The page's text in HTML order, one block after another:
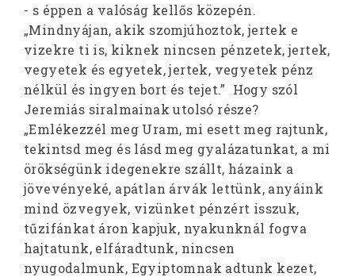
- s éppen a valóság kellős közepén.
„Mindnyájan, akik szomjúhoztok, jertek e
vizekre ti is, kiknek nincsen pénzetek, jertek,
vegyetek és egyetek, jertek, vegyetek pénz
nélkül és ingyen bort és tejet.” Hogy szól
Jeremiás siralmainak utolsó része?
„Emlékezzél meg Uram, mi esett meg rajtunk,
tekintsd meg és lásd meg gyalázatunkat, a mi
örökségünk idegenekre szállt, házaink a
jövevényeké, apátlan árvák lettünk, anyáink
mind özvegyek, vizünket pénzért isszuk,
tűzifánkat áron kapjuk, nyakunknál fogva
hajtatunk, elfáradtunk, nincsen
nyugodalmunk, Egyiptomnak adtunk kezet,